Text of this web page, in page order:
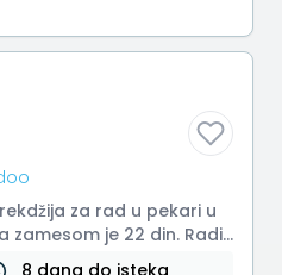
za rad u pekari u
zamesom je 22 din. Radi